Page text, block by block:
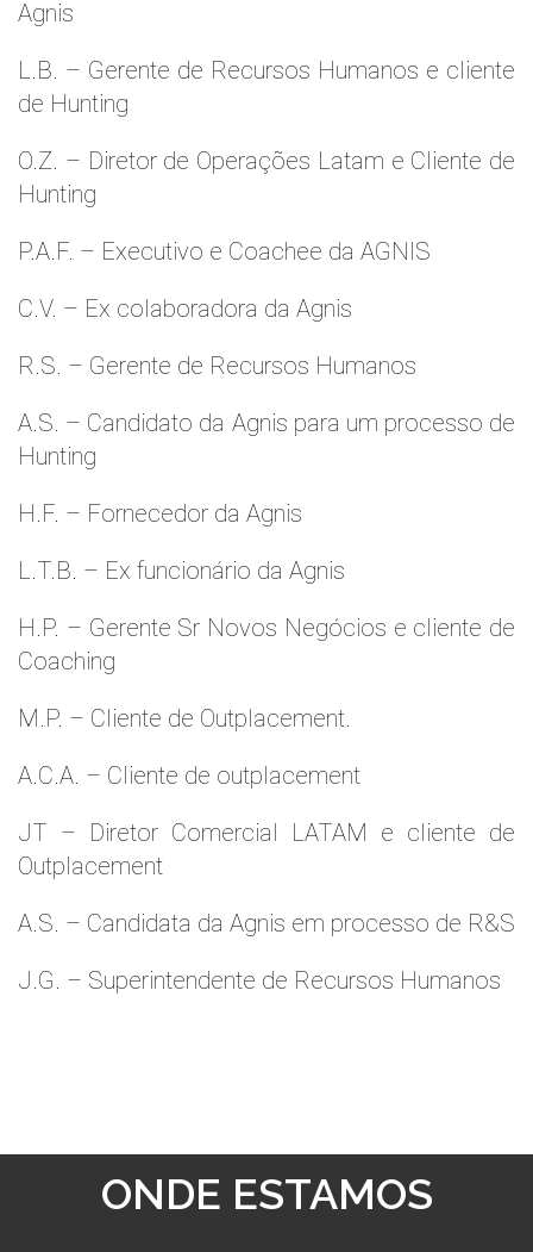
Agnis
L.B. – Gerente de Recursos Humanos e cliente
de Hunting
O.Z. – Diretor de Operações Latam e Cliente de
Hunting
P.A.F. – Executivo e Coachee da AGNIS
C.V. – Ex colaboradora da Agnis
R.S. – Gerente de Recursos Humanos
A.S. – Candidato da Agnis para um processo de
Hunting
H.F. – Fornecedor da Agnis
L.T.B. – Ex funcionário da Agnis
H.P. – Gerente Sr Novos Negócios e cliente de
Coaching
M.P. – Cliente de Outplacement.
A.C.A. – Cliente de outplacement
JT – Diretor Comercial LATAM e cliente de
Outplacement
A.S. – Candidata da Agnis em processo de R&S
J.G. – Superintendente de Recursos Humanos
ONDE ESTAMOS